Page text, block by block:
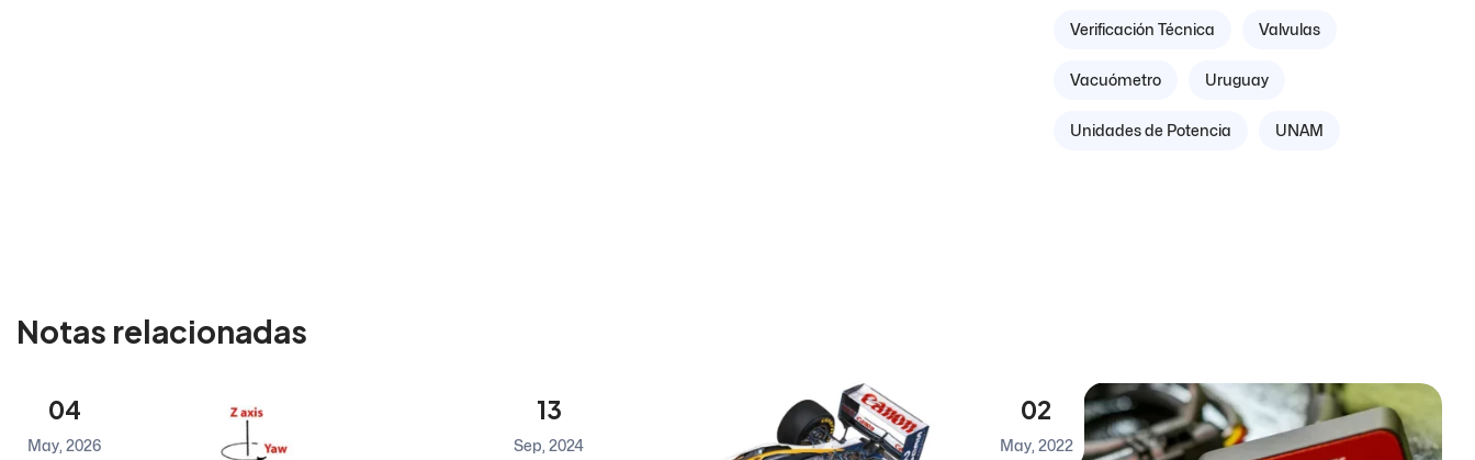
Verificación Técnica Valvulas
Vacuómetro Uruguay
Unidades de Potencia UNAM
Notas relacionadas
04
May, 2026
13
Sep, 2024
02
May, 2022